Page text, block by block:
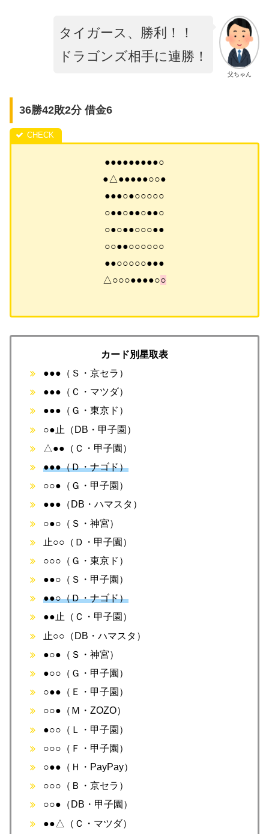
父ちゃん
タイガース、勝利！！
ドラゴンズ相手に連勝！
36勝42敗2分 借金6
●●●●●●●●●○
●△●●●●●○○●
●●●○●○○○○○
○●●○●●○●●○
○●○●●○○○●●
○○●●○○○○○○
●●○○○○○●●●
△○○○●●●●○○
カード別星取表
●●●（Ｓ・京セラ）
●●●（Ｃ・マツダ）
●●●（Ｇ・東京ド）
○●止（DB・甲子園）
△●●（Ｃ・甲子園）
●●●（Ｄ・ナゴド）
○○●（Ｇ・甲子園）
●●●（DB・ハマスタ）
○●○（Ｓ・神宮）
止○○（Ｄ・甲子園）
○○○（Ｇ・東京ド）
●●○（Ｓ・甲子園）
●●○（Ｄ・ナゴド）
●●止（Ｃ・甲子園）
止○○（DB・ハマスタ）
●○●（Ｓ・神宮）
●○○（Ｇ・甲子園）
○●●（Ｅ・甲子園）
○○●（Ｍ・ZOZO）
●○○（Ｌ・甲子園）
○○○（Ｆ・甲子園）
○●●（Ｈ・PayPay）
○○○（Ｂ・京セラ）
○○●（DB・甲子園）
●●△（Ｃ・マツダ）